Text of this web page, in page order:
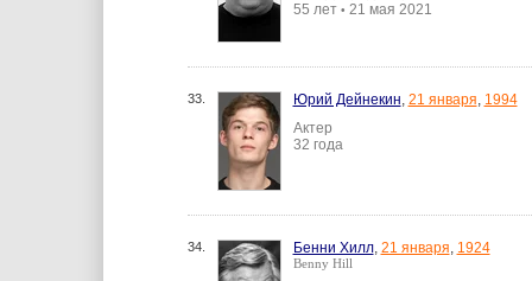
55 лет • 21 мая 2021
33. Юрий Дейнекин, 21 января, 1994
Актер
32 года
34. Бенни Хилл, 21 января, 1924
Benny Hill